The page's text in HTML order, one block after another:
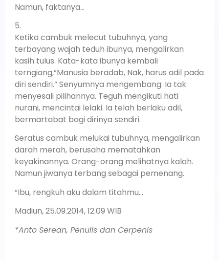
Namun, faktanya…
5.
Ketika cambuk melecut tubuhnya, yang
terbayang wajah teduh ibunya, mengalirkan
kasih tulus. Kata-kata ibunya kembali
terngiang,”Manusia beradab, Nak, harus adil pada
diri sendiri.” Senyumnya mengembang. Ia tak
menyesali pilihannya. Teguh mengikuti hati
nurani, mencintai lelaki. Ia telah berlaku adil,
bermartabat bagi dirinya sendiri.
Seratus cambuk melukai tubuhnya, mengalirkan
darah merah, berusaha mematahkan
keyakinannya. Orang-orang melihatnya kalah.
Namun jiwanya terbang sebagai pemenang.
“Ibu, rengkuh aku dalam titahmu…
Madiun, 25.09.2014, 12.09 WIB
*Anto Serean, Penulis dan Cerpenis